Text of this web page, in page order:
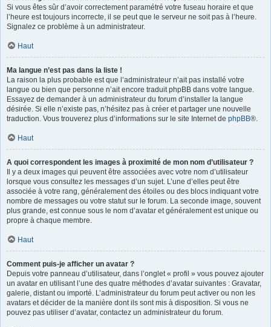
Si vous êtes sûr d’avoir correctement paramétré votre fuseau horaire et que
l’heure est toujours incorrecte, il se peut que le serveur ne soit pas à l’heure.
Signalez ce problème à un administrateur.
Haut
Ma langue n’est pas dans la liste !
La raison la plus probable est que l’administrateur n’ait pas installé votre
langue ou bien que personne n’ait encore traduit phpBB dans votre langue.
Essayez de demander à un administrateur du forum d’installer la langue
désirée. Si elle n’existe pas, n’hésitez pas à créer et partager une nouvelle
traduction. Vous trouverez plus d’informations sur le site Internet de phpBB®.
Haut
A quoi correspondent les images à proximité de mon nom d’utilisateur ?
Il y a deux images qui peuvent être associées avec votre nom d’utilisateur
lorsque vous consultez les messages d’un sujet. L’une d’elles peut être
associée à votre rang, généralement des étoiles ou des blocs indiquant votre
nombre de messages ou votre statut sur le forum. La seconde image, souvent
plus grande, est connue sous le nom d’avatar et généralement est unique ou
propre à chaque membre.
Haut
Comment puis-je afficher un avatar ?
Depuis votre panneau d’utilisateur, dans l’onglet « profil » vous pouvez ajouter
un avatar en utilisant l’une des quatre méthodes d’avatar suivantes : Gravatar,
galerie, distant ou importé. L’administrateur du forum peut activer ou non les
avatars et décider de la manière dont ils sont mis à disposition. Si vous ne
pouvez pas utiliser d’avatar, contactez un administrateur du forum.